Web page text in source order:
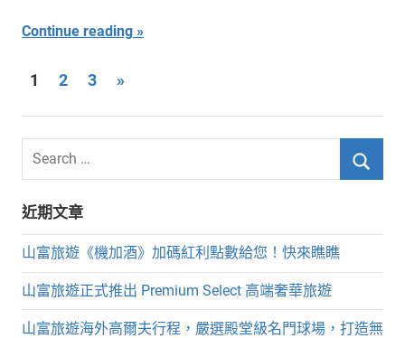
Continue reading
文
章
分
頁
1 2 3
Next
»
Search
for:
近期文章
山富旅遊《機加酒》加碼紅利點數給您！快來瞧瞧
山富旅遊正式推出 Premium Select 高端奢華旅遊
山富旅遊海外高爾夫行程，嚴選殿堂級名門球場，打造無